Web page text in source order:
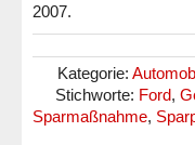
2007.
Kategorie:
Stichworte: Ford,
Sparmaßnahme,